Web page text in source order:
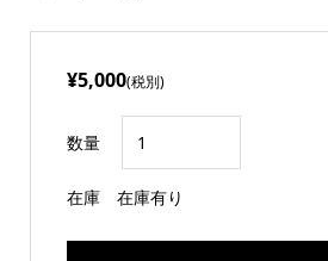
¥5,000(税別)
数量
在庫 在庫有り